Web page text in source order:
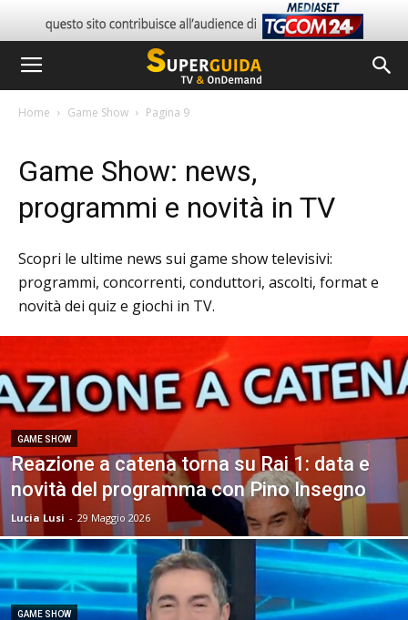
Home Game Show Pagina 9
Game Show: news,
programmi e novità in TV
Scopri le ultime news sui game show televisivi:
programmi, concorrenti, conduttori, ascolti, format e
novità dei quiz e giochi in TV.
GAME SHOW
Reazione a catena torna su Rai 1: data e
novità del programma con Pino Insegno
Lucia Lusi - 29 Maggio 2026
GAME SHOW